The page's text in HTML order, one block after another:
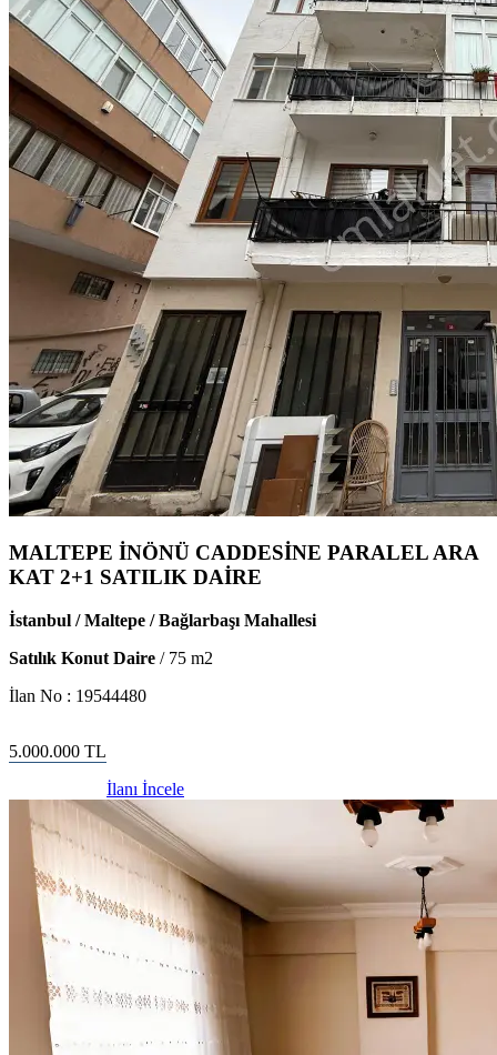
MALTEPE İNÖNÜ CADDESİNE PARALEL ARA
KAT 2+1 SATILIK DAİRE
İstanbul / Maltepe / Bağlarbaşı Mahallesi
Satılık Konut Daire / 75 m2
İlan No : 19544480
5.000.000 TL
İlanı İncele